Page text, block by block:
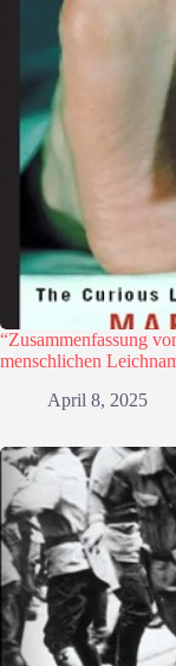
“Zusammenfassung
menschlichen
April 8, 2025